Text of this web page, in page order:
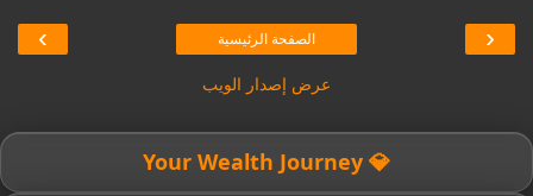
‹
› الصفحة الرئيسية
عرض إصدار الويب
💎 Your Wealth Journey